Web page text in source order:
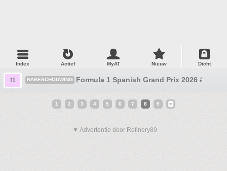
Index Actief MyAT Nieuw Dicht
f1 NABESCHOUWING Formula 1 Spanish Grand Prix 2026 #5
1 2 3 4 5 6 7 8 9
▼ Advertentie door Refinery89